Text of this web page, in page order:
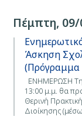
Πέμπτη,
Άσκηση
(Πρόγραμμα
ΕΝΗΜΕΡΩΣΗ
13:00 μ.μ. θα
Θερινή
Διοίκησης